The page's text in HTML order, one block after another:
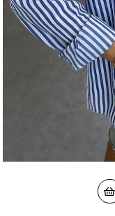
okudum onay veriyorum.
Paylaştığım bilgilerin
WhatsApp üzerinden